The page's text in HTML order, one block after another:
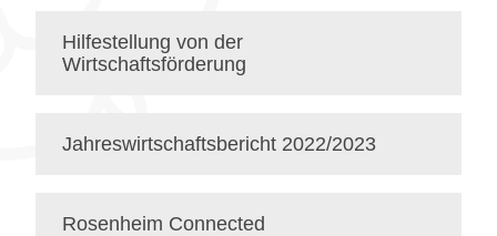
Hilfestellung von der
Wirtschaftsförderung
Jahreswirtschaftsbericht 2022/2023
Rosenheim Connected